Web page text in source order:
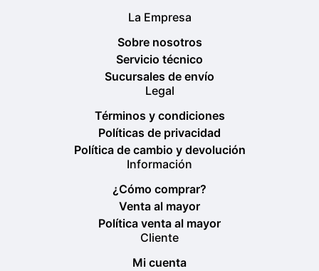
La Empresa
Sobre nosotros
Servicio técnico
Sucursales de envío
Legal
Términos y condiciones
Políticas de privacidad
Política de cambio y devolución
Información
¿Cómo comprar?
Venta al mayor
Política venta al mayor
Cliente
Mi cuenta